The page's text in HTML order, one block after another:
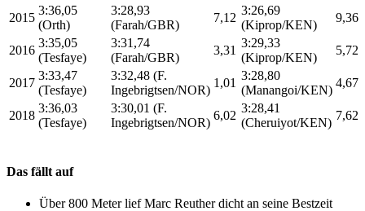
2015
3:36,05
(Orth)
3:28,93
(Farah/GBR)
7,12
3:26,69
(Kiprop/KEN)
9,36
2016
3:35,05
(Tesfaye)
3:31,74
(Farah/GBR)
3,31
3:29,33
(Kiprop/KEN)
5,72
2017
3:33,47
(Tesfaye)
3:32,48 (F.
Ingebrigtsen/NOR)
1,01
3:28,80
(Manangoi/KEN)
4,67
2018
3:36,03
(Tesfaye)
3:30,01 (F.
Ingebrigtsen/NOR)
6,02
3:28,41
(Cheruiyot/KEN)
7,62
Das fällt auf
Über 800 Meter lief Marc Reuther dicht an seine Bestzeit